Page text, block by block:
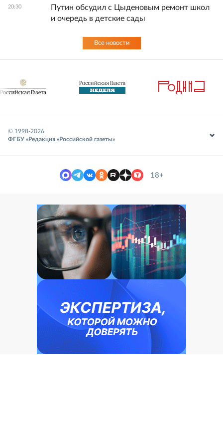
20:30
Путин обсудил с Цыденовым ремонт школ
и очередь в детские сады
Все новости
© 1998-2026
ФГБУ «Редакция «Российской газеты»
18+